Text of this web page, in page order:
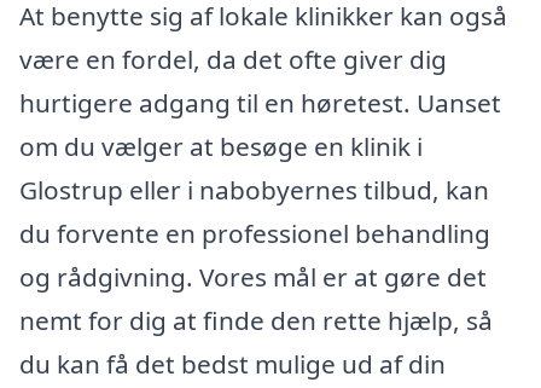
At benytte sig af lokale klinikker kan også
være en fordel, da det ofte giver dig
hurtigere adgang til en høretest. Uanset
om du vælger at besøge en klinik i
Glostrup eller i nabobyernes tilbud, kan
du forvente en professionel behandling
og rådgivning. Vores mål er at gøre det
nemt for dig at finde den rette hjælp, så
du kan få det bedst mulige ud af din